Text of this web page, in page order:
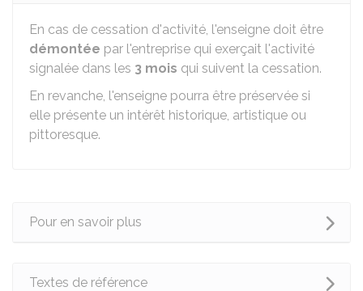
En cas de cessation d'activité, l'enseigne doit être
démontée par l'entreprise qui exerçait l'activité
signalée dans les 3 mois qui suivent la cessation.
En revanche, l'enseigne pourra être préservée si
elle présente un intérêt historique, artistique ou
pittoresque.
Pour en savoir plus
Textes de référence